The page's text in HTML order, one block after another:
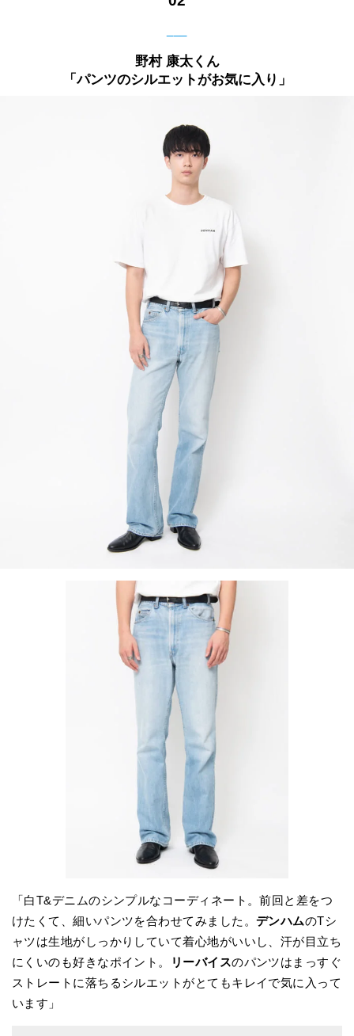
野村 康太くん
「パンツのシルエットがお気に入り」
「白T&デニムのシンプルなコーディネート。前回と差をつ
けたくて、細いパンツを合わせてみました。 デンハムのTシ
ャツは生地がしっかりしていて着心地がいいし、汗が目立ち
にくいのも好きなポイント。
リーバイスのパンツはまっすぐ
ストレートに落ちるシルエットがとてもキレイで気に入って
います」